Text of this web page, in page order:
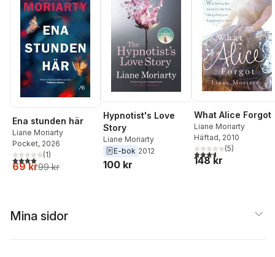
Ena stunden här
Liane Moriarty
Pocket, 2026
4,0utav 5 stjärnor. Totalt antal röster:
(1)
69 kr99 kr
Hypnotist's Love
Story
Liane Moriarty
E-bok 2012
100 kr
What Alice Forgot
Liane Moriarty
Häftad, 2010
3,6utav 5 stjärnor.
(5)
148 kr
Mina sidor